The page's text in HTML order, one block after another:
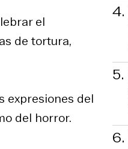
el
de tortura,
expresiones del
del horror.
4.
5.
6.